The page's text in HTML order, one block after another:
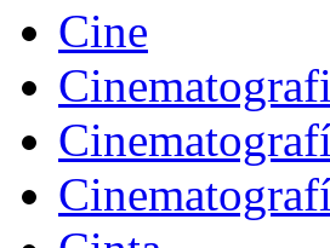
Cine